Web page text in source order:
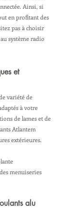
Ainsi, si
en profitant des
pas à choisir
système radio
et
variété de
à votre
de lames et de
Atlantem
extérieures.
menuiseries
alu